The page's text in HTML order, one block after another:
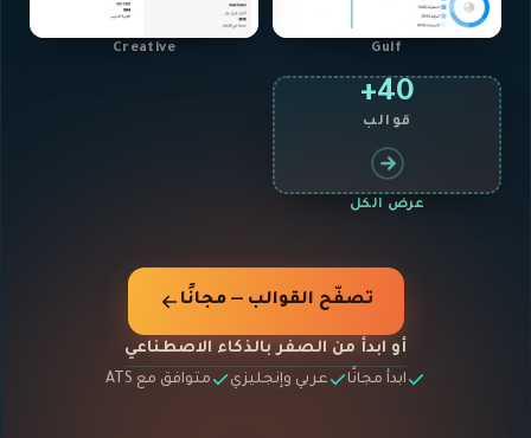
Gulf
Creative
40+
قوالب
عرض الكل
تصفّح القوالب — مجانًا
أو ابدأ من الصفر بالذكاء الاصطناعي
ابدأ مجانًا عربي وإنجليزي متوافق مع ATS